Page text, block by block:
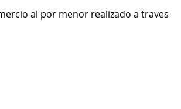
al por menor realizado a traves